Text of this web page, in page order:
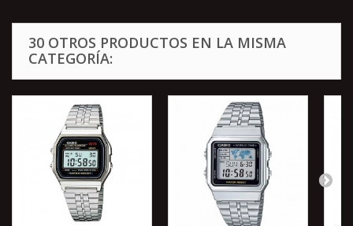
30 OTROS PRODUCTOS EN LA MISMA
CATEGORÍA: